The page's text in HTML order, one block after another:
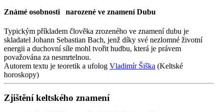
Známé osobnosti narozené ve znamení Dubu
Typickým příkladem člověka zrozeného ve znamení dubu je
skladatel Johann Sebastian Bach, jenž díky své nezlomné životní
energii a duchovní síle mohl tvořit hudbu, která je právem
považována za nesmrtelnou.
Autorem textu je teoretik a ufolog Vladimír Šiška (Keltské
horoskopy)
Zjištění keltského znamení